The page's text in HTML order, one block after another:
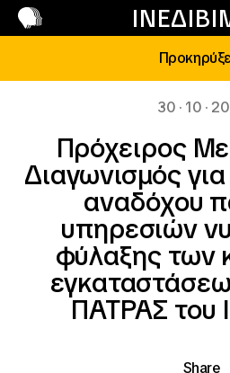
30 · 10 ·
Πρόχειρος
Διαγωνισμός
αναδόχου
υπηρεσιών
φύλαξης των
ΠΑΤΡΑΣ του
Share